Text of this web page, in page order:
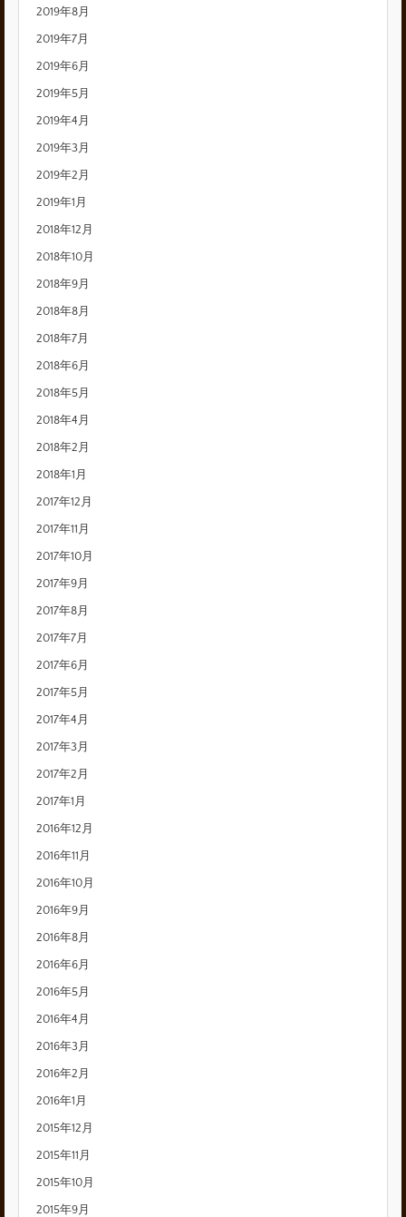
2019年8月
2019年7月
2019年6月
2019年5月
2019年4月
2019年3月
2019年2月
2019年1月
2018年12月
2018年10月
2018年9月
2018年8月
2018年7月
2018年6月
2018年5月
2018年4月
2018年2月
2018年1月
2017年12月
2017年11月
2017年10月
2017年9月
2017年8月
2017年7月
2017年6月
2017年5月
2017年4月
2017年3月
2017年2月
2017年1月
2016年12月
2016年11月
2016年10月
2016年9月
2016年8月
2016年6月
2016年5月
2016年4月
2016年3月
2016年2月
2016年1月
2015年12月
2015年11月
2015年10月
2015年9月